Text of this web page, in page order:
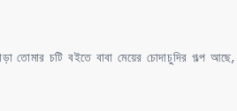
তোমার চটি বইতে বাবা মেয়ের চোদাচুদির গল্প